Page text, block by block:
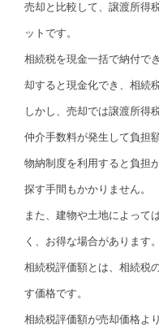
売却と比較して、譲渡所得
ットです。
相続税を現金一括で納付で
却すると現金化でき、相続
しかし、売却では譲渡所得
仲介手数料が発生して負担
物納制度を利用すると負担
探す手間もかかりません。
また、建物や土地によって
く、お得な場合があります。
相続税評価額とは、相続税
す価格です。
相続税評価額が売却価格よ